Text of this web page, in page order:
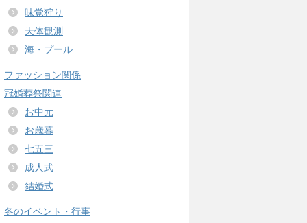
味覚狩り
天体観測
海・プール
ファッション関係
冠婚葬祭関連
お中元
お歳暮
七五三
成人式
結婚式
冬のイベント・行事